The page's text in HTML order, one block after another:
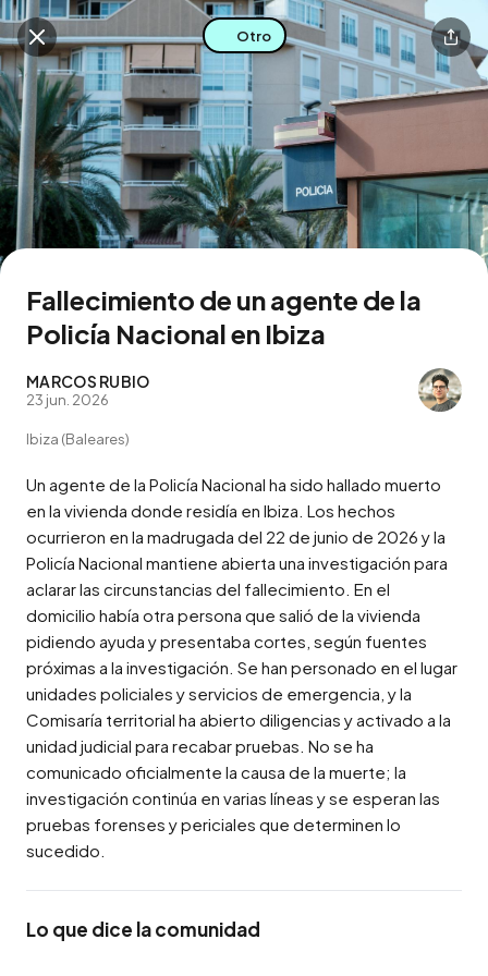
Descarga la app
Buscar en esta zona
Otro
Fallecimiento de un agente de la
Policía Nacional en Ibiza
MARCOS RUBIO
23 jun. 2026
Ibiza (Baleares)
Un agente de la Policía Nacional ha sido hallado muerto
en la vivienda donde residía en Ibiza. Los hechos
ocurrieron en la madrugada del 22 de junio de 2026 y la
Policía Nacional mantiene abierta una investigación para
aclarar las circunstancias del fallecimiento. En el
domicilio había otra persona que salió de la vivienda
pidiendo ayuda y presentaba cortes, según fuentes
próximas a la investigación. Se han personado en el lugar
unidades policiales y servicios de emergencia, y la
Comisaría territorial ha abierto diligencias y activado a la
unidad judicial para recabar pruebas. No se ha
comunicado oficialmente la causa de la muerte; la
investigación continúa en varias líneas y se esperan las
pruebas forenses y periciales que determinen lo
sucedido.
Lo que dice la comunidad